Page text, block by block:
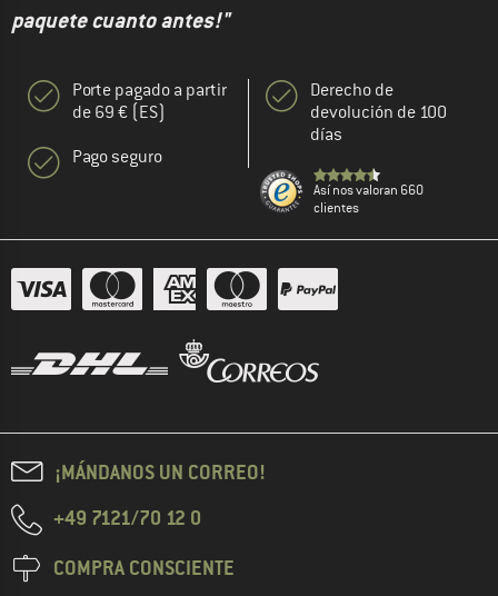
paquete cuanto antes!"
Porte pagado a partir
de 69 € (ES)
Pago seguro
Derecho de
devolución de 100
días
Así nos valoran 660
clientes
¡MÁNDANOS UN CORREO!
+49 7121/70 12 0
COMPRA CONSCIENTE